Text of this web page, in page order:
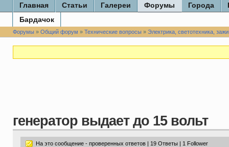
Главная Статьи Галереи Форумы Города
Бардачок
Форумы» Общий форум » Технические вопросы» Электрика, светотехника,
генератор выдает до 15 вольт
На это сообщение - проверенных ответов | 19 Ответы | 1 Follower